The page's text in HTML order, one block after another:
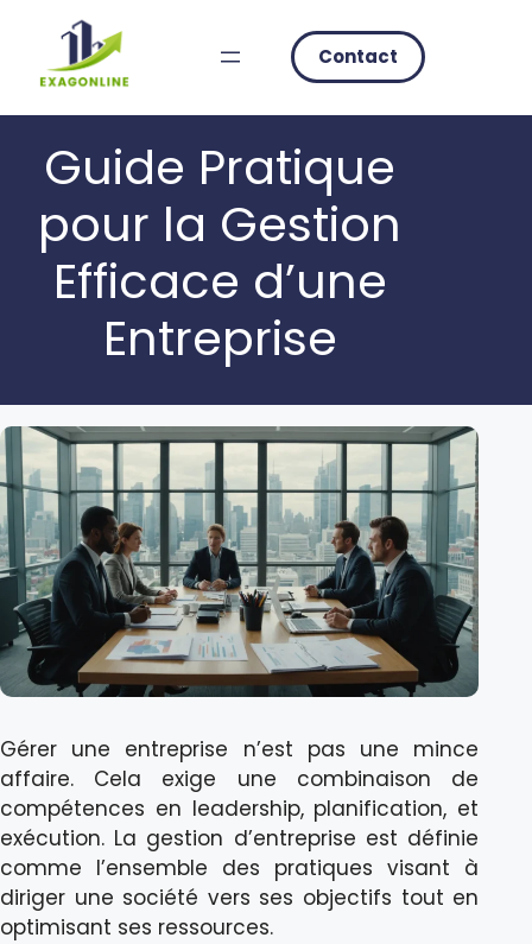
content
Contact
Guide Pratique
pour la Gestion
Efficace d’une
Entreprise
Gérer une entreprise n’est pas une mince
affaire. Cela exige une combinaison de
compétences en leadership, planification, et
exécution. La gestion d’entreprise est définie
comme l’ensemble des pratiques visant à
diriger une société vers ses objectifs tout en
optimisant ses ressources.